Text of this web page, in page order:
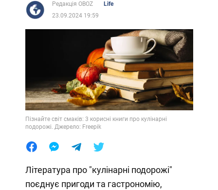
Редакція OBOZ
Life
23.09.2024 19:59
Пізнайте світ смаків: 3 корисні книги про кулінарні
подорожі. Джерело: Freepik
Література про "кулінарні подорожі"
поєднує пригоди та гастрономію,